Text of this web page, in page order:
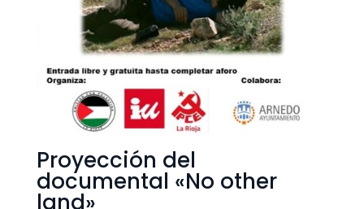
Proyección del
documental «No other
land»